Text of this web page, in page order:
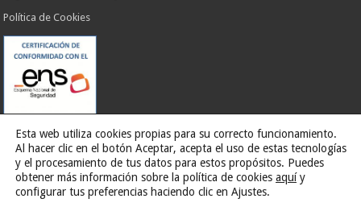
Política de Cookies
Web desarrollada porG13 Estudio Creativo
Esta web utiliza cookies propias para su correcto funcionamiento.
Al hacer clic en el botón Aceptar, acepta el uso de estas tecnologías
y el procesamiento de tus datos para estos propósitos. Puedes
obtener más información sobre la política de cookies aquíy
configurar tus preferencias haciendo clic en Ajustes.